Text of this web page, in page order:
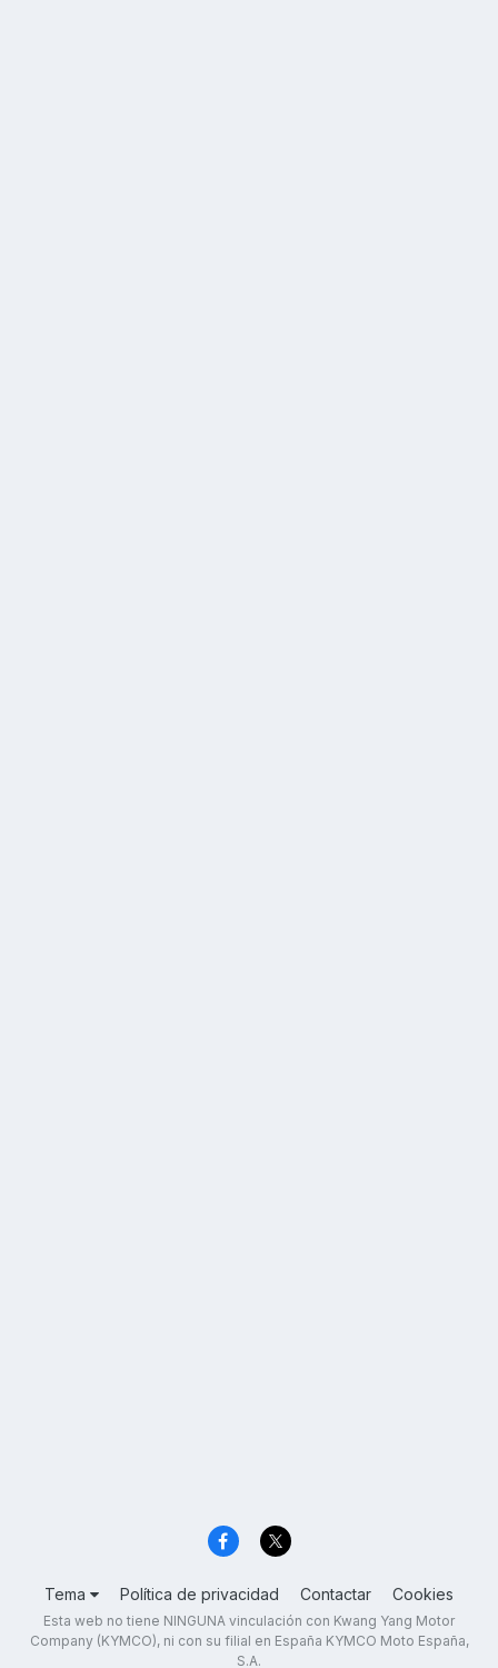
Tema Política de privacidad Contactar Cookies
Esta web no tiene NINGUNA vinculación con Kwang Yang Motor
Company (KYMCO), ni con su filial en España KYMCO Moto España,
S.A.